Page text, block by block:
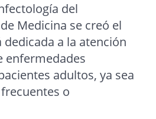
del
Medicina se creó el
dedicada a la atención
enfermedades
adultos, ya sea
o